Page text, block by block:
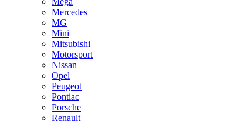
Mercedes
MG
Mini
Mitsubishi
Motorsport
Nissan
Opel
Peugeot
Pontiac
Porsche
Renault